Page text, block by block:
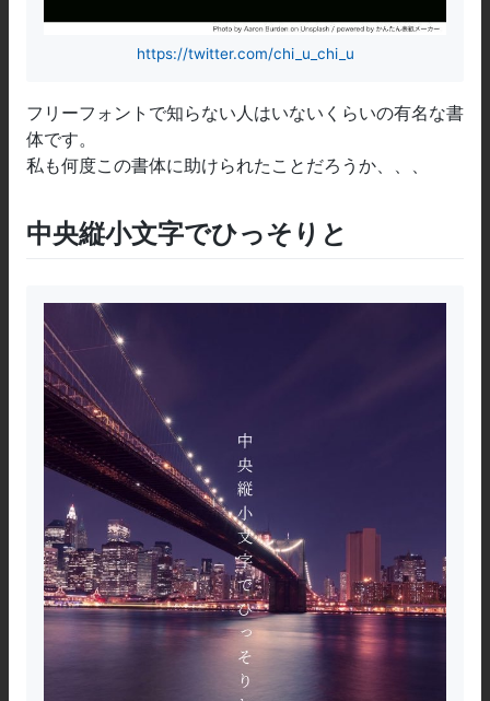
https://twitter.com/chi_u_chi_u
フリーフォントで知らない人はいないくらいの有名な書
体です。
私も何度この書体に助けられたことだろうか、、、
中央縦小文字でひっそりと